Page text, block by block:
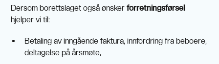
Dersom borettslaget også ønskerforretningsførsel
hjelper vi til:
Betaling av inngående faktura, innfordring fra beboere,
deltagelse på årsmøte,